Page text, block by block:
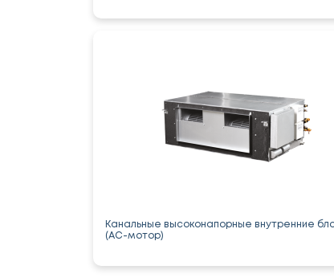
Канальные высоконапорные внутренние
(AC-мотор)